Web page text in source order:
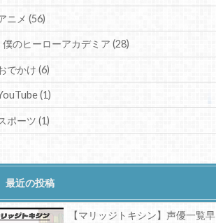
ニメ(56)
僕のヒーローアカデミア (28)
でかけ(6)
(1)
ポーツ(1)
最近の投稿
【マリッジトキシン】声優一覧早